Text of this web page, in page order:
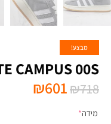
מבצע!
₪718
₪601
מידה*